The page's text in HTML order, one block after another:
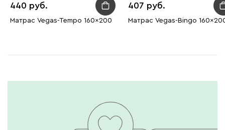
440
Матрас Vegas-Tempo 160x200
407
Матрас Vegas-Bingo